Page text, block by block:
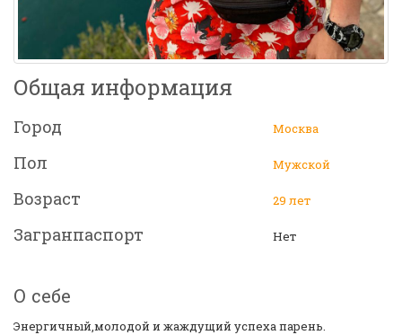
Общая информация
Город Москва
Пол Мужской
Возраст 29 лет
Загранпаспорт Нет
О себе
Энергичный,молодой и жаждущий успеха парень.